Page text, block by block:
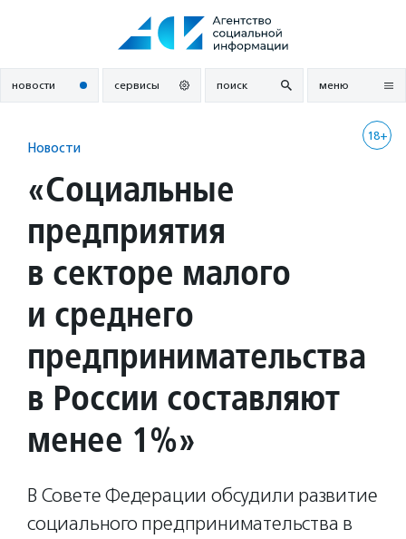
новости сервисы поиск меню
18+
Новости
«Социальные
предприятия
в секторе малого
и среднего
предпринимательства
в России составляют
менее 1%»
В Совете Федерации обсудили развитие
социального предпринимательства в